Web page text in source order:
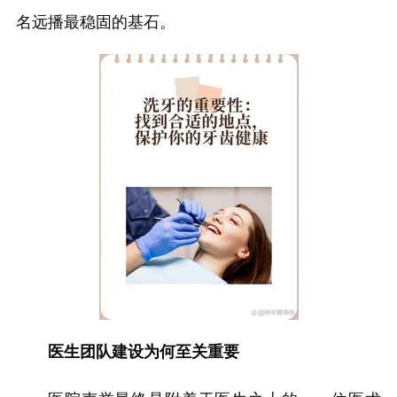
名远播最稳固的基石。
医生团队建设为何至关重要